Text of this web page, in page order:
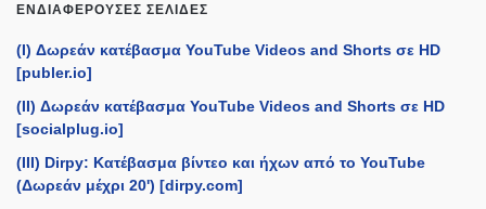
ΕΝΔΙΑΦΈΡΟΥΣΕΣ ΣΕΛΊΔΕΣ
(I) Δωρεάν κατέβασμα YouTube Videos and Shorts σε HD
[publer.io]
(II) Δωρεάν κατέβασμα YouTube Videos and Shorts σε HD
[socialplug.io]
(III) Dirpy: Κατέβασμα βίντεο και ήχων από το YouTube
(Δωρεάν μέχρι 20') [dirpy.com]